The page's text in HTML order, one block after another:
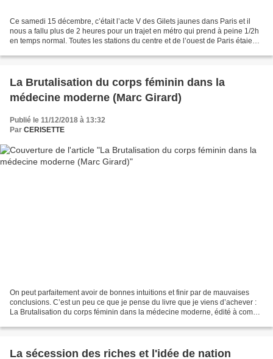
Ce samedi 15 décembre, c’était l’acte V des Gilets jaunes dans Paris et il
nous a fallu plus de 2 heures pour un trajet en métro qui prend à peine 1/2h
en temps normal. Toutes les stations du centre et de l’ouest de Paris étaient
La Brutalisation du corps féminin dans la
médecine moderne (Marc Girard)
Publié le 11/12/2018 à 13:32
Par CERISETTE
On peut parfaitement avoir de bonnes intuitions et finir par de mauvaises
conclusions. C’est un peu ce que je pense du livre que je viens d’achever :
La Brutalisation du corps féminin dans la médecine moderne, édité à compte
La sécession des riches et l'idée de nation